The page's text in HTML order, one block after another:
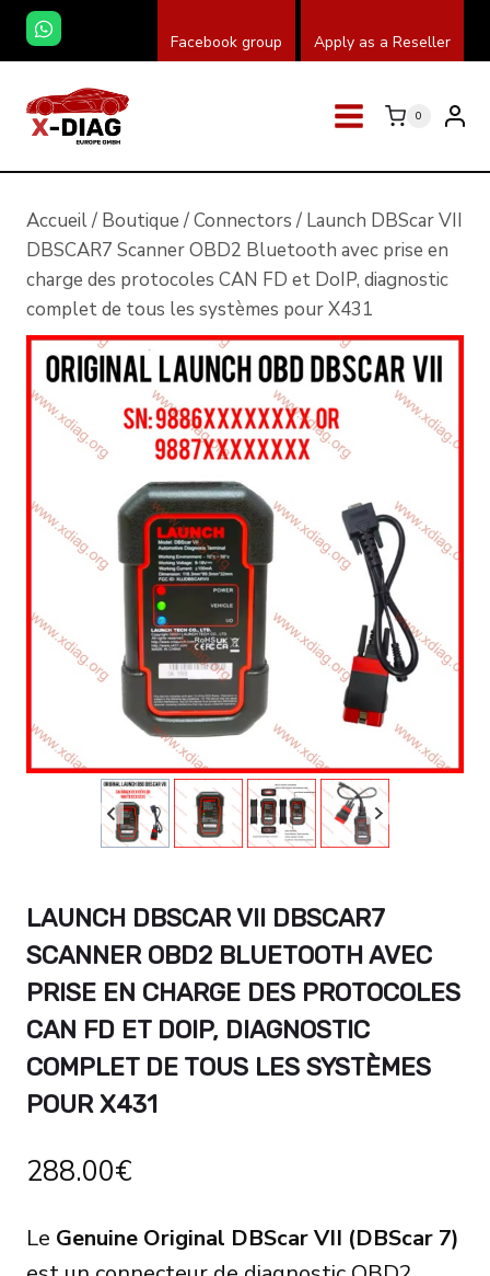
Skip
content
Facebook group Apply as a Reseller
0
Accueil/ Boutique /Connectors / Launch DBScar VII
DBSCAR7 Scanner OBD2 Bluetooth avec prise en
charge des protocoles CAN FD et DoIP, diagnostic
complet de tous les systèmes pour X431
LAUNCH DBSCAR VII DBSCAR7
SCANNER OBD2 BLUETOOTH AVEC
PRISE EN CHARGE DES PROTOCOLES
CAN FD ET DOIP, DIAGNOSTIC
COMPLET DE TOUS LES SYSTÈMES
POUR X431
288.00€
Le Genuine Original DBScar VII (DBScar 7)